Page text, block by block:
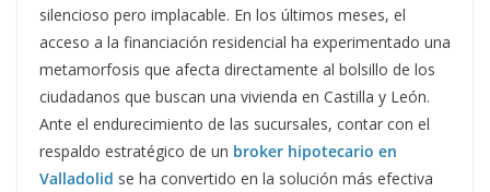
silencioso pero implacable. En los últimos meses, el
acceso a la financiación residencial ha experimentado una
metamorfosis que afecta directamente al bolsillo de los
ciudadanos que buscan una vivienda en Castilla y León.
Ante el endurecimiento de las sucursales, contar con el
respaldo estratégico de un broker hipotecario en
Valladolid se ha convertido en la solución más efectiva